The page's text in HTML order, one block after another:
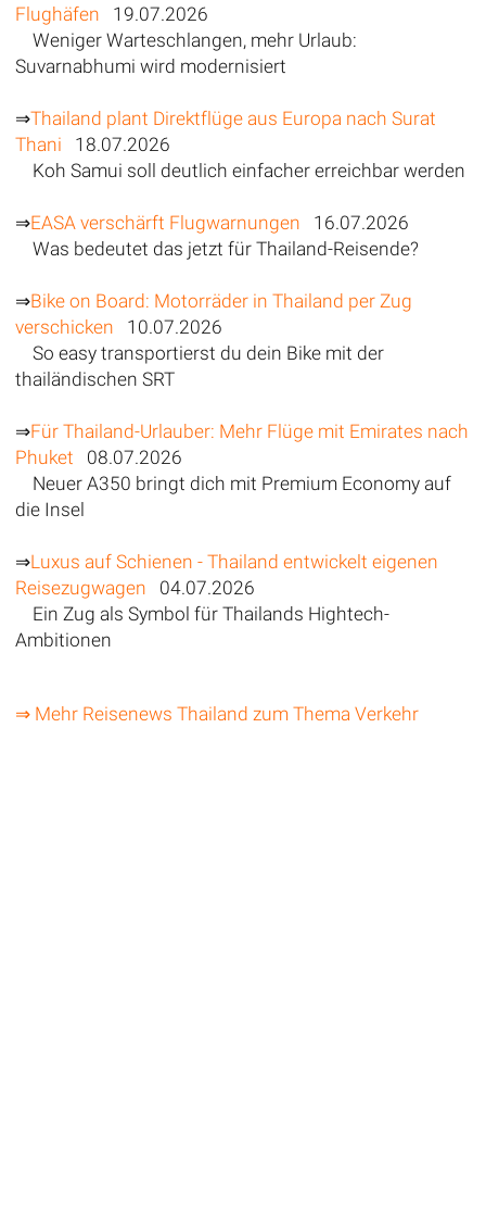
Flughäfen 19.07.2026
Weniger Warteschlangen, mehr Urlaub:
Suvarnabhumi wird modernisiert
⇒Thailand plant Direktflüge aus Europa nach Surat
Thani 18.07.2026
Koh Samui soll deutlich einfacher erreichbar werden
⇒EASA verschärft Flugwarnungen 16.07.2026
Was bedeutet das jetzt für Thailand-Reisende?
⇒Bike on Board: Motorräder in Thailand per Zug
verschicken 10.07.2026
So easy transportierst du dein Bike mit der
thailändischen SRT
⇒Für Thailand-Urlauber: Mehr Flüge mit Emirates nach
Phuket 08.07.2026
Neuer A350 bringt dich mit Premium Economy auf
die Insel
⇒Luxus auf Schienen - Thailand entwickelt eigenen
Reisezugwagen 04.07.2026
Ein Zug als Symbol für Thailands Hightech-
Ambitionen
⇒ Mehr Reisenews Thailand zum Thema Verkehr